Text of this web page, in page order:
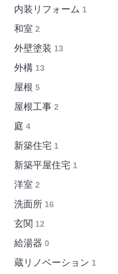
内装リフォーム 1
和室 2
外壁塗装 13
外構 13
屋根 5
屋根工事 2
庭 4
新築住宅 1
新築平屋住宅 1
洋室 2
洗面所 16
玄関 12
給湯器 0
蔵リノベーション 1